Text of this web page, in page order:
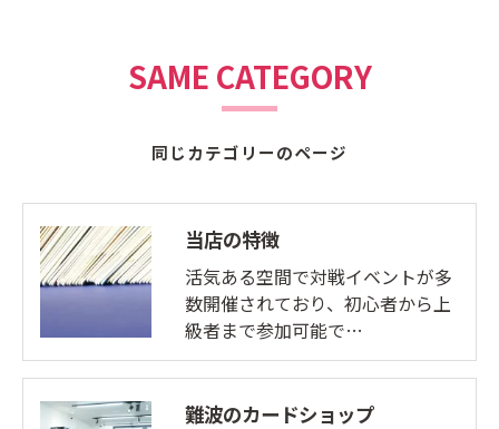
同じカテゴリーのページ
SAME CATEGORY
当店の特徴
活気ある空間で対戦イベントが多
数開催されており、初心者から上
級者まで参加可能で…
難波のカードショップ